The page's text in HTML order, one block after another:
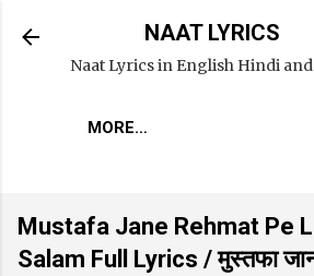
Skip to main
NAAT LYRICS
Naat Lyrics in English Hindi
MORE…
Mustafa Jane Rehmat Pe
Salam Full Lyrics / मुस्तफा